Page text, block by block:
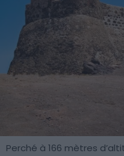
Perché à 166 mètres